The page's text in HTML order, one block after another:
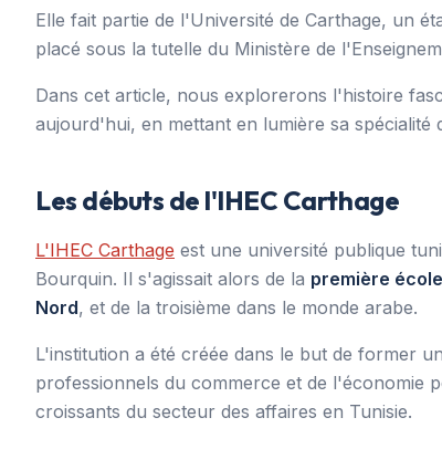
Elle fait partie de l'Université de Carthage, un
placé sous la tutelle du Ministère de
Dans cet article, nous explorerons l'histoire
aujourd'hui, en mettant en lumière sa spécialité
Les débuts de l'IHEC Carthage
L'IHEC Carthage est une université publique
Bourquin. Il s'agissait alors de la première
Nord, et de la troisième dans le monde arabe.
L'institution a été créée dans le but de former
professionnels du commerce et de l'économie
croissants du secteur des affaires en Tunisie.